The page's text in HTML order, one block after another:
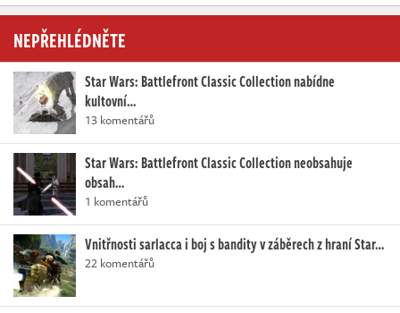
NEPŘEHLÉDNĚTE
Star Wars: Battlefront Classic Collection nabídne
kultovní…
13 komentářů
Star Wars: Battlefront Classic Collection neobsahuje
obsah…
1 komentářů
Vnitřnosti sarlacca i boj s bandity v záběrech z hraní Star…
22 komentářů